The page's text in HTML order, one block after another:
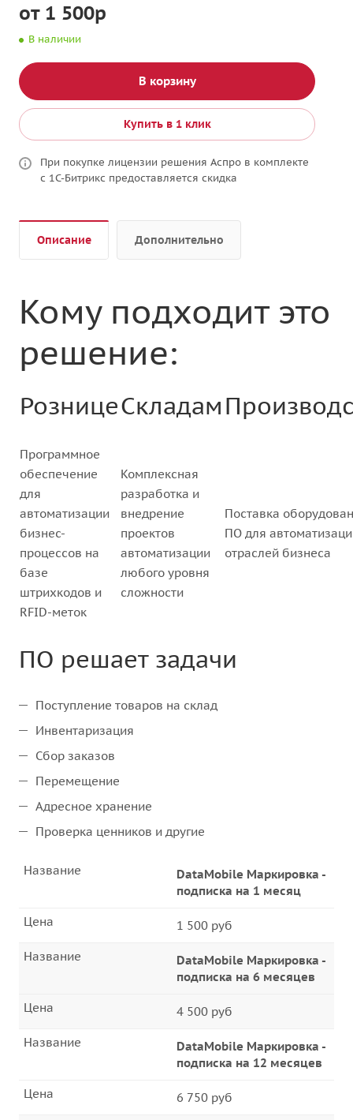
от 1 500р
В наличии
В корзину
Купить в 1 клик
При покупке лицензии решения Аспро в комплекте
с 1С-Битрикс предоставляется скидка
Описание Дополнительно
Кому подходит это
решение:
РозницеСкладам
Программное
обеспечение
для
автоматизации
бизнес-
процессов на
базе
штрихкодов и
RFID-меток
Комплексная
разработка и
внедрение
проектов
автоматизации
любого уровня
сложности
Поставка
ПО для
отраслей бизнеса
ПО решает задачи
Поступление товаров на склад
Инвентаризация
Сбор заказов
Перемещение
Адресное хранение
Проверка ценников и другие
DataMobile Маркировка -
подписка на 1 месяц
Название
1 500 руб
Цена
DataMobile Маркировка -
подписка на 6 месяцев
Название
4 500 руб
Цена
DataMobile Маркировка -
подписка на 12 месяцев
Название
6 750 руб
Цена